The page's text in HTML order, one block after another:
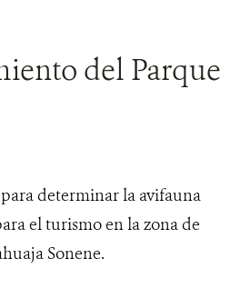
del Parque
determinar la avifauna
el turismo en la zona de
Sonene.